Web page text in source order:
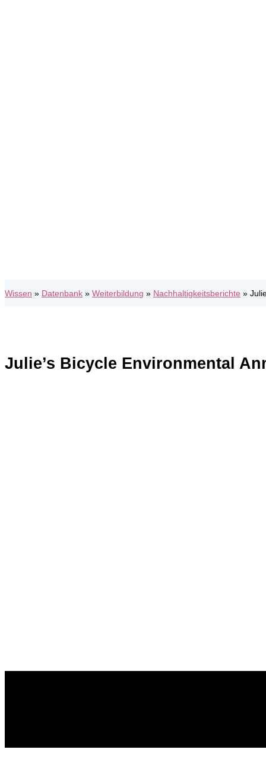
Wissen » Datenbank » Weiterbildung » Nachhaltigkeitsberichte »
Julie’s Bicycle Environmental